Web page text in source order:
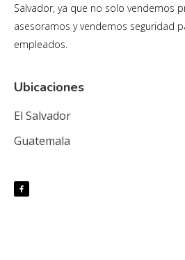
Salvador, ya que no solo vendemos
asesoramos y vendemos seguridad
empleados.
Ubicaciones
El Salvador
Guatemala